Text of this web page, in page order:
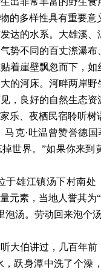
的多样性具有重要意
的水系。大雄溪、
势不同的百丈漈瀑
着崖壁飘忽而下，
的河床。河畔两岸
，良好的自然生态资
乐、夜栖民宿聆听树
马克·吐温曾赞誉德
世界。”如果你来
雄江镇汤下村南处
元素，当地人誉其为“
泡汤。劳动回来泡个
大伯讲过，几百年
跃身潭中洗了个澡